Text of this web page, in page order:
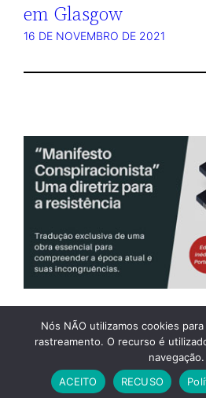
em Glasgow
16 DE NOVEMBRO DE 2021
WEBMAIL ASSINATURA
POLÍTICA DE
Nós NÃO utilizamos cookies
rastreamento. O recurso é
navegação.
ACEITO
RECUSO